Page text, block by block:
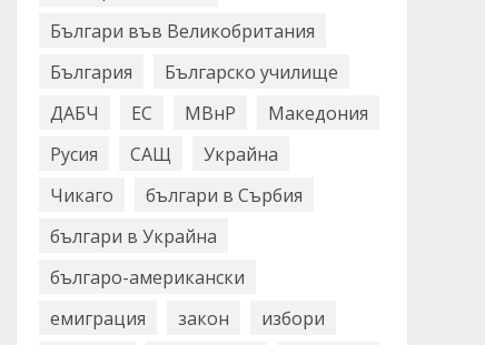
Българи във Великобритания
България
Българско училище
ДАБЧ
ЕС МВнР
Македония
Русия
САЩ
Украйна
Чикаго
българи в Сърбия
българи в Украйна
българо-американски
емиграция
закон
избори